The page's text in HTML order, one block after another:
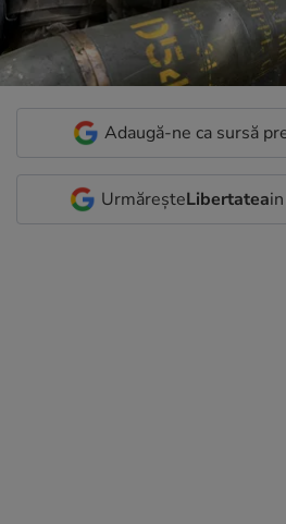
Adaugă-ne ca sursă
UrmăreșteLibertatea